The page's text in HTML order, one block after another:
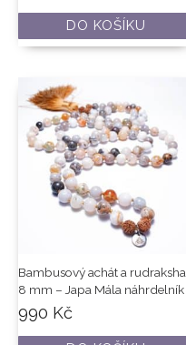
DO KOŠÍKU
Bambusový achát a rudraksha
8 mm – Japa Mála náhrdelník
990 Kč